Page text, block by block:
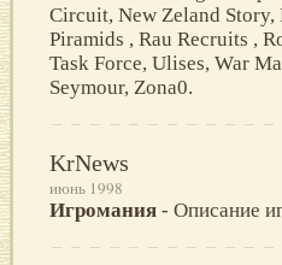
Circuit, New Zeland Story,
Piramids , Rau Recruits ,
Task Force, Ulises, War
Seymour, Zona0.
KrNews
июнь 1998
Игромания - Описание